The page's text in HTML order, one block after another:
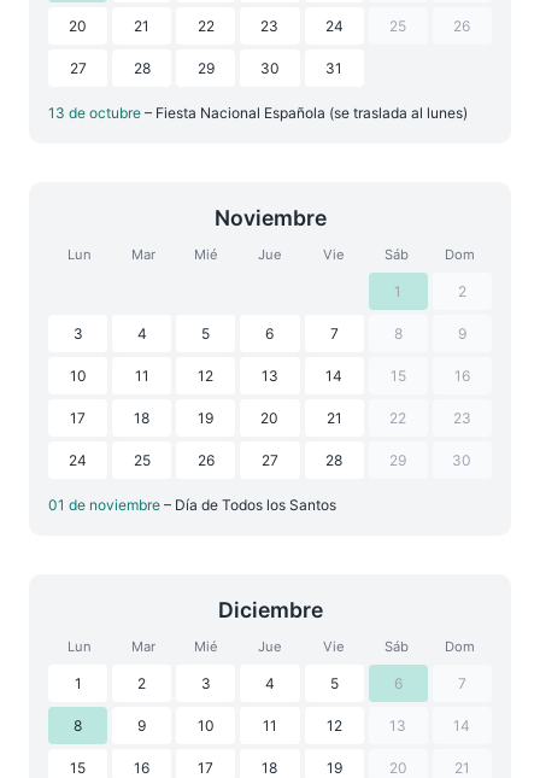
20 21 22 23 24 25 26
27 28 29 30 31
13 de octubre – Fiesta Nacional Española (se traslada al lunes)
Noviembre
Lun Mar Mié Jue Vie Sáb Dom
1 2
3 4 5 6 7 8 9
10 11 12 13 14 15 16
17 18 19 20 21 22 23
24 25 26 27 28 29 30
01 de noviembre – Día de Todos los Santos
Diciembre
Lun Mar Mié Jue Vie Sáb Dom
1 2 3 4 5 6 7
8 9 10 11 12 13 14
15 16 17 18 19 20 21